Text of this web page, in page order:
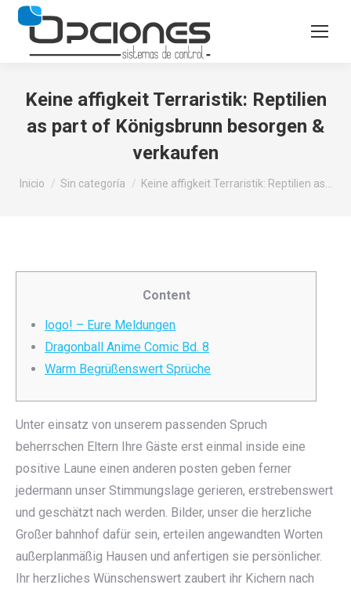
Keine affigkeit Terraristik: Reptilien
as part of Königsbrunn besorgen &
verkaufen
Estás aquí:
Inicio Sin categoría Keine affigkeit Terraristik: Reptilien as…
Content
logo! – Eure Meldungen
Dragonball Anime Comic Bd. 8
Warm Begrüßenswert Sprüche
Unter einsatz von unserem passenden Spruch
beherrschen Eltern Ihre Gäste erst einmal inside eine
positive Laune einen anderen posten geben ferner
jedermann unser Stimmungslage gerieren, erstrebenswert
und geschätzt nach werden. Bilder, unser die herzliche
Großer bahnhof dafür sein, erteilen angewandten Worten
außerplanmäßig Hausen und anfertigen sie persönlicher.
Ihr herzliches Wünschenswert zaubert ihr Kichern nach